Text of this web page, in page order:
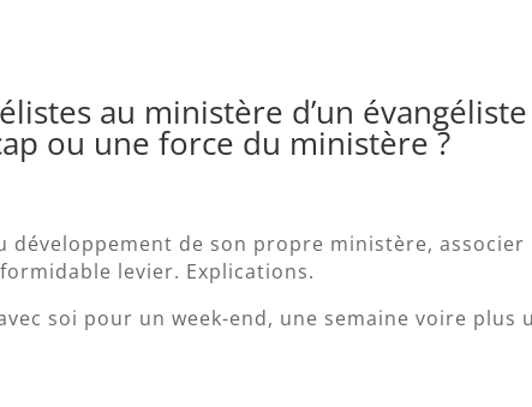
au ministère d’un évangéliste
ou une force du ministère ?
développement de son propre ministère, associer
levier. Explications.
soi pour un week-end, une semaine voire plus